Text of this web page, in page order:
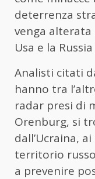
deterrenza
venga
Usa e la
Analisti citati
hanno tra
radar presi di
Orenburg, si
dall’Ucraina,
territorio
a prevenire